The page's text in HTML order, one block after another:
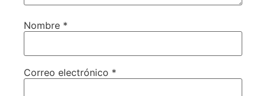
Nombre *
Correo electrónico *